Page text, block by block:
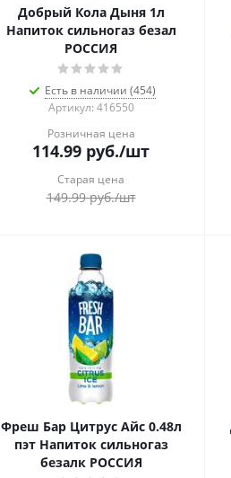
Добрый Кола Дыня 1л
Напиток сильногаз безал
РОССИЯ
Есть в наличии (454)
Артикул: 416550
Розничная цена
114.99 руб./шт
Старая цена
149.99руб./шт
Фреш Бар Цитрус Айс 0.48л
пэт Напиток сильногаз
безалк РОССИЯ